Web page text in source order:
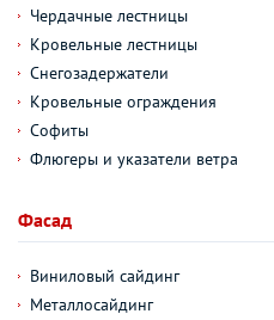
Чердачные лестницы
Кровельные лестницы
Снегозадержатели
Кровельные ограждения
Софиты
Флюгеры и указатели ветра
Фасад
Виниловый сайдинг
Металлосайдинг